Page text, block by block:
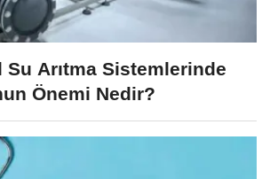
Arıtma Sistemlerinde
Önemi Nedir?